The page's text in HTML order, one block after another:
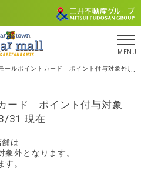
MENU
ールポイントカード ポイント付与対象外店
ード ポイント付与対象
31 現在
は
象外となります。
。